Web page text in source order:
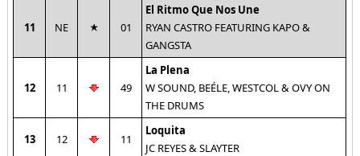
11 NE 01
El Ritmo Que Nos Une
RYAN CASTRO FEATURING KAPO &
GANGSTA
12 11 49
La Plena
W SOUND, BEÉLE, WESTCOL & OVY ON
THE DRUMS
13 12 11
Loquita
JC REYES & SLAYTER